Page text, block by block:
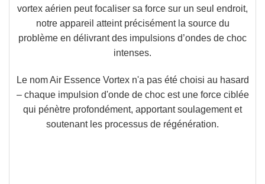
vortex aérien peut focaliser sa force sur un seul endroit,
notre appareil atteint précisément la source du
problème en délivrant des impulsions d’ondes de choc
intenses.
Le nom Air Essence Vortex n'a pas été choisi au hasard
– chaque impulsion d'onde de choc est une force ciblée
qui pénètre profondément, apportant soulagement et
soutenant les processus de régénération.